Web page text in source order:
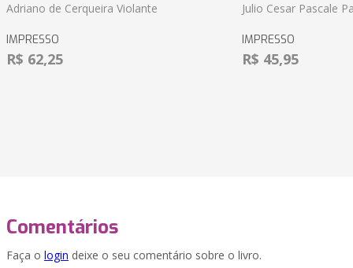
Adriano de Cerqueira Violante
IMPRESSO
R$ 62,25
Julio Cesar Pascale
IMPRESSO
R$ 45,95
Comentários
Faça o login deixe o seu comentário sobre o livro.